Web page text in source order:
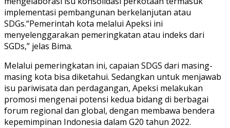
implementasi pembangunan berkelanjutan atau
SDGs.“Pemerintah kota melalui Apeksi ini
menyelenggarakan pemeringkatan atau indeks dari
SGDs,” jelas Bima.
Melalui pemeringkatan ini, capaian SDGS dari masing-
masing kota bisa diketahui. Sedangkan untuk menjawab
isu pariwisata dan perdagangan, Apeksi melakukan
promosi mengenai potensi kedua bidang di berbagai
forum regional dan global, dengan membawa bendera
kepemimpinan Indonesia dalam G20 tahun 2022.